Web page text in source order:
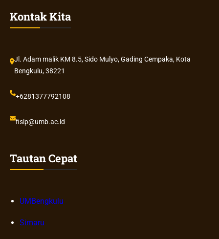
Kontak Kita
Jl. Adam malik KM 8.5, Sido Mulyo, Gading Cempaka, Kota
Bengkulu, 38221
+6281377792108
fisip@umb.ac.id
Tautan Cepat
UMBengkulu
Simaru